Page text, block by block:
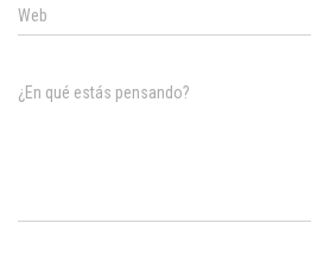
Web
¿En qué estás pensando?